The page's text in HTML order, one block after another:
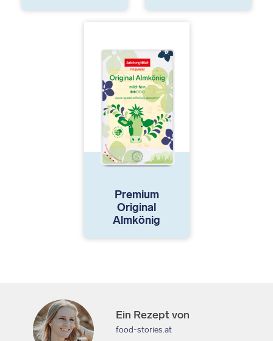
Premium
Original
Almkönig
Ein Rezept von
food-stories.at